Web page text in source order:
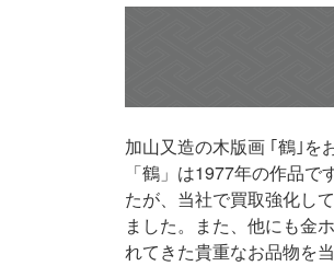
加山又造の木版画 ｢鶴｣を
「鶴」は1977年の作品
たが、当社で買取強化し
ました。また、他にも金
れてきた貴重なお品物を